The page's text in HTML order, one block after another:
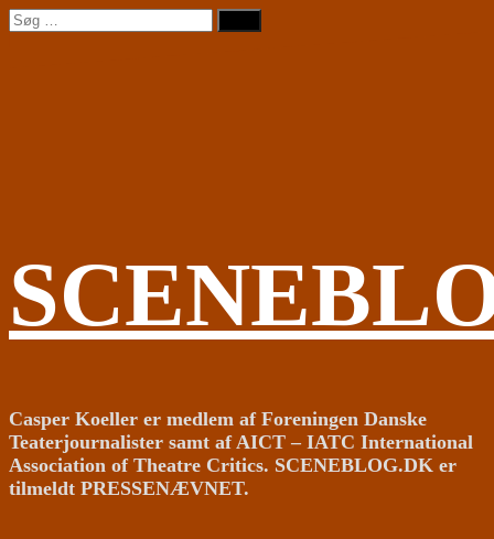
Videre
til
Søg
efter:
Casper Koeller er medlem af Foreningen Danske
Teaterjournalister samt af AICT – IATC International
Association of Theatre Critics. SCENEBLOG.DK er
tilmeldt PRESSENÆVNET.